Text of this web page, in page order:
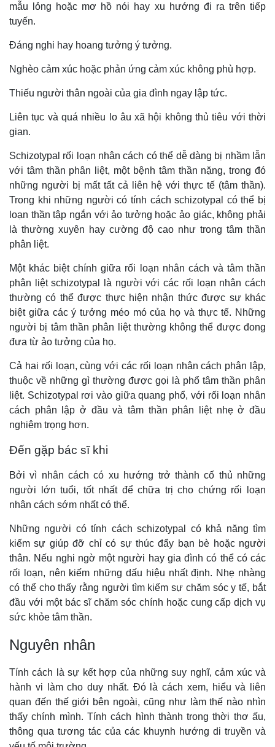
mẫu lỏng hoặc mơ hồ nói hay xu hướng đi ra trên tiếp
tuyến.
Đáng nghi hay hoang tưởng ý tưởng.
Nghèo cảm xúc hoặc phản ứng cảm xúc không phù hợp.
Thiếu người thân ngoài của gia đình ngay lập tức.
Liên tục và quá nhiều lo âu xã hội không thủ tiêu với thời
gian.
Schizotypal rối loạn nhân cách có thể dễ dàng bị nhầm lẫn
với tâm thần phân liệt, một bệnh tâm thần nặng, trong đó
những người bị mất tất cả liên hệ với thực tế (tâm thần).
Trong khi những người có tính cách schizotypal có thể bị
loạn thần tập ngắn với ảo tưởng hoặc ảo giác, không phải
là thường xuyên hay cường độ cao như trong tâm thần
phân liệt.
Một khác biệt chính giữa rối loạn nhân cách và tâm thần
phân liệt schizotypal là người với các rối loạn nhân cách
thường có thể được thực hiện nhận thức được sự khác
biệt giữa các ý tưởng méo mó của họ và thực tế. Những
người bị tâm thần phân liệt thường không thể được đong
đưa từ ảo tưởng của họ.
Cả hai rối loạn, cùng với các rối loạn nhân cách phân lập,
thuộc về những gì thường được gọi là phổ tâm thần phân
liệt. Schizotypal rơi vào giữa quang phổ, với rối loạn nhân
cách phân lập ở đầu và tâm thần phân liệt nhẹ ở đầu
nghiêm trọng hơn.
Đến gặp bác sĩ khi
Bởi vì nhân cách có xu hướng trở thành cố thủ những
người lớn tuổi, tốt nhất để chữa trị cho chứng rối loạn
nhân cách sớm nhất có thể.
Những người có tính cách schizotypal có khả năng tìm
kiếm sự giúp đỡ chỉ có sự thúc đẩy bạn bè hoặc người
thân. Nếu nghi ngờ một người hay gia đình có thể có các
rối loạn, nên kiếm những dấu hiệu nhất định. Nhẹ nhàng
có thể cho thấy rằng người tìm kiếm sự chăm sóc y tế, bắt
đầu với một bác sĩ chăm sóc chính hoặc cung cấp dịch vụ
sức khỏe tâm thần.
Nguyên nhân
Tính cách là sự kết hợp của những suy nghĩ, cảm xúc và
hành vi làm cho duy nhất. Đó là cách xem, hiểu và liên
quan đến thế giới bên ngoài, cũng như làm thế nào nhìn
thấy chính mình. Tính cách hình thành trong thời thơ ấu,
thông qua tương tác của các khuynh hướng di truyền và